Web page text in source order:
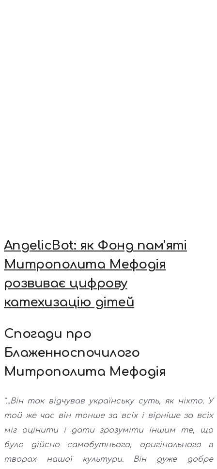
AngelicBot: як Фонд пам’яті
Митрополита Мефодія
розвиває цифрову
катехизацію дітей
Спогади про
Блаженноспочилого
Митрополита Мефодія
"...Він так відчував українську суть, як ніхто. У
той же час він тонше за всіх і вірніше за всіх
міг оцінити і дати зрозуміти іншим те, що
було дійсно самобутнього, оригінального в
творах нашої культури. Він дуже добре